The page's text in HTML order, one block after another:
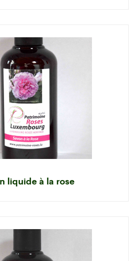
liquide à la rose